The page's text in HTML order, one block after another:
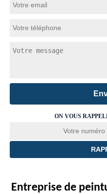
ON VOUS
Entreprise de